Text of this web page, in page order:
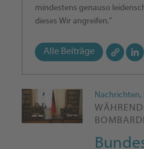
mindestens genauso
dieses Wir angreifen.”
Alle Beiträge
Nachrichten,